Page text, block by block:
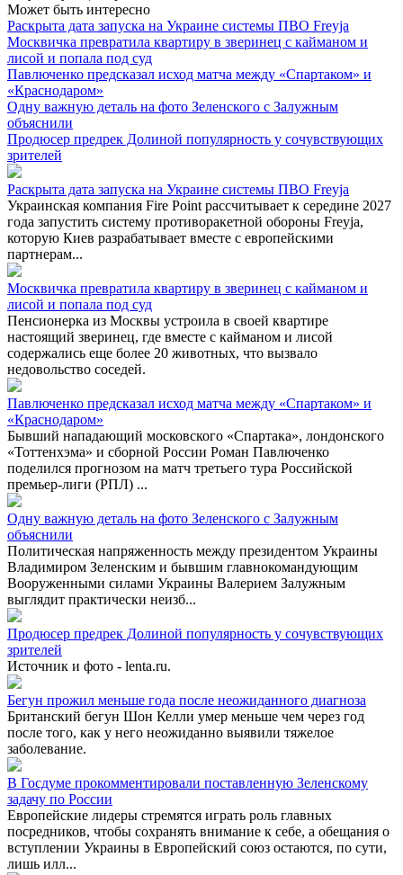
Может быть интересно
Раскрыта дата запуска на Украине системы ПВО Freyja
Москвичка превратила квартиру в зверинец с кайманом и
лисой и попала под суд
Павлюченко предсказал исход матча между «Спартаком» и
«Краснодаром»
Одну важную деталь на фото Зеленского с Залужным
объяснили
Продюсер предрек Долиной популярность у сочувствующих
зрителей
Раскрыта дата запуска на Украине системы ПВО Freyja
Украинская компания Fire Point рассчитывает к середине 2027
года запустить систему противоракетной обороны Freyja,
которую Киев разрабатывает вместе с европейскими
партнерам...
Москвичка превратила квартиру в зверинец с кайманом и
лисой и попала под суд
Пенсионерка из Москвы устроила в своей квартире
настоящий зверинец, где вместе с кайманом и лисой
содержались еще более 20 животных, что вызвало
недовольство соседей.
Павлюченко предсказал исход матча между «Спартаком» и
«Краснодаром»
Бывший нападающий московского «Спартака», лондонского
«Тоттенхэма» и сборной России Роман Павлюченко
поделился прогнозом на матч третьего тура Российской
премьер-лиги (РПЛ) ...
Одну важную деталь на фото Зеленского с Залужным
объяснили
Политическая напряженность между президентом Украины
Владимиром Зеленским и бывшим главнокомандующим
Вооруженными силами Украины Валерием Залужным
выглядит практически неизб...
Продюсер предрек Долиной популярность у сочувствующих
зрителей
Источник и фото - lenta.ru.
Бегун прожил меньше года после неожиданного диагноза
Британский бегун Шон Келли умер меньше чем через год
после того, как у него неожиданно выявили тяжелое
заболевание.
В Госдуме прокомментировали поставленную Зеленскому
задачу по России
Европейские лидеры стремятся играть роль главных
посредников, чтобы сохранять внимание к себе, а обещания о
вступлении Украины в Европейский союз остаются, по сути,
лишь илл...